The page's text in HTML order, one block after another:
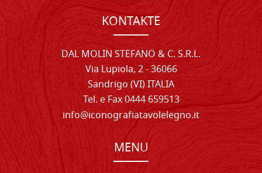
KONTAKTE
DAL MOLIN STEFANO & C. S.R.L.
Via Lupiola, 2 - 36066
Sandrigo (VI) ITALIA
Tel. e Fax 0444 659513
info@iconografiatavolelegno.it
MENU